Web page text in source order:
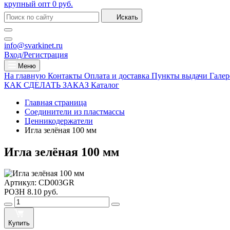
крупный опт 0 руб.
Искать
info@svarkinet.ru
Вход/Регистрация
Меню
На главную Контакты Оплата и доставка Пункты выдачи
КАК СДЕЛАТЬ ЗАКАЗ Каталог
Главная страница
Соединители из пластмассы
Ценникодержатели
Игла зелёная 100 мм
Игла зелёная 100 мм
Артикул: CD003GR
РОЗН 8.10 руб.
Купить